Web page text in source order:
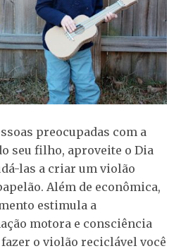
preocupadas com a
seu filho, aproveite o Dia
las a criar um violão
Além de econômica,
estimula a
motora e consciência
o violão reciclável você